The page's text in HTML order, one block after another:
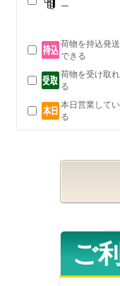
ー
荷物を持込発送
できる
荷物を受け取れ
る
本日営業してい
る
ご